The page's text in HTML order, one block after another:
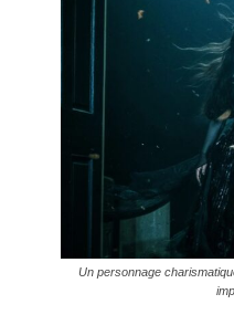
Un personnage